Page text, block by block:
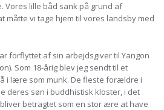
Vores lille båd sank på grund af
måtte vi tage hjem til vores landsby med
forflyttet af sin arbejdsgiver til Yangon
Som 18-årig blev jeg sendt til et
i lære som munk. De fleste forældre i
deres søn i buddhistisk kloster, i det
betragtet som en stor ære at have